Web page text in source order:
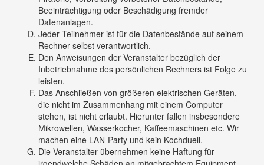
Beeinträchtigung oder Beschädigung fremder
Datenanlagen.
Jeder Teilnehmer ist für die Datenbestände auf seinem
Rechner selbst verantwortlich.
Den Anweisungen der Veranstalter bezüglich der
Inbetriebnahme des persönlichen Rechners ist Folge zu
leisten.
Das Anschließen von größeren elektrischen Geräten,
die nicht im Zusammenhang mit einem Computer
stehen, ist nicht erlaubt. Hierunter fallen insbesondere
Mikrowellen, Wasserkocher, Kaffeemaschinen etc. Wir
machen eine LAN-Party und kein Kochduell.
Die Veranstalter übernehmen keine Haftung für